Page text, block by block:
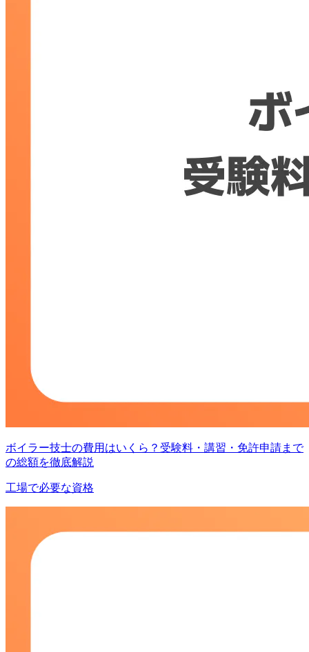
ボイラー技士の費用はいくら？受験料・講習・免許申請まで
の総額を徹底解説
工場で必要な資格